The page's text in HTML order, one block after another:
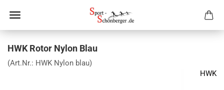
HWK Rotor Nylon Blau
(Art.Nr.: HWK Nylon blau)
HWK